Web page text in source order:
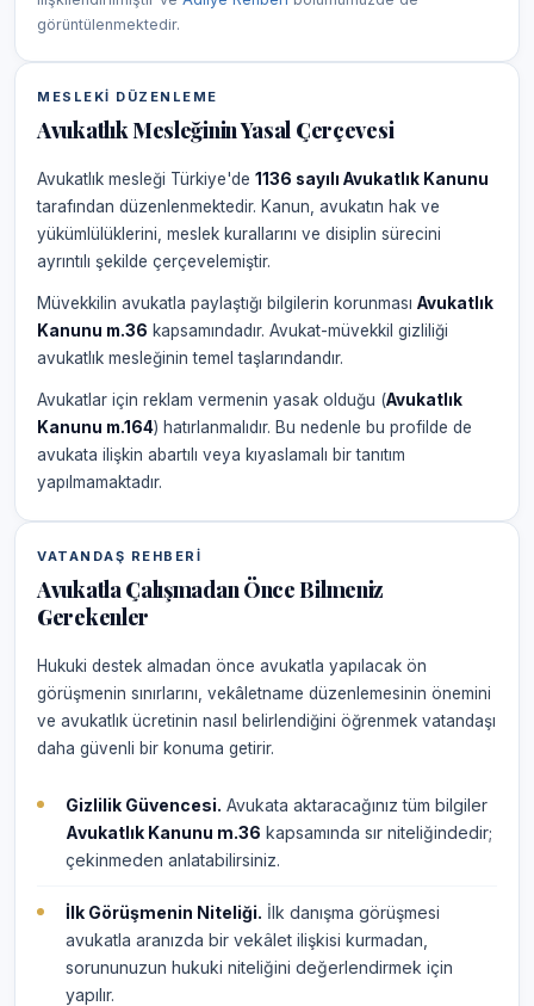
görüntülenmektedir.
MESLEKI DÜZENLEME
Avukatlık Mesleğinin Yasal Çerçevesi
Avukatlık mesleği Türkiye'de 1136 sayılı Avukatlık Kanunu
tarafından düzenlenmektedir. Kanun, avukatın hak ve
yükümlülüklerini, meslek kurallarını ve disiplin sürecini
ayrıntılı şekilde çerçevelemiştir.
Müvekkilin avukatla paylaştığı bilgilerin korunması Avukatlık
Kanunu m.36 kapsamındadır. Avukat-müvekkil gizliliği
avukatlık mesleğinin temel taşlarındandır.
Avukatlar için reklam vermenin yasak olduğu (Avukatlık
Kanunu m.164) hatırlanmalıdır. Bu nedenle bu profilde de
avukata ilişkin abartılı veya kıyaslamalı bir tanıtım
yapılmamaktadır.
VATANDAŞ REHBERI
Avukatla Çalışmadan Önce Bilmeniz
Gerekenler
Hukuki destek almadan önce avukatla yapılacak ön
görüşmenin sınırlarını, vekâletname düzenlemesinin önemini
ve avukatlık ücretinin nasıl belirlendiğini öğrenmek vatandaşı
daha güvenli bir konuma getirir.
Gizlilik Güvencesi. Avukata aktaracağınız tüm bilgiler
Avukatlık Kanunu m.36 kapsamında sır niteliğindedir;
çekinmeden anlatabilirsiniz.
İlk Görüşmenin Niteliği. İlk danışma görüşmesi
avukatla aranızda bir vekâlet ilişkisi kurmadan,
sorununuzun hukuki niteliğini değerlendirmek için
yapılır.